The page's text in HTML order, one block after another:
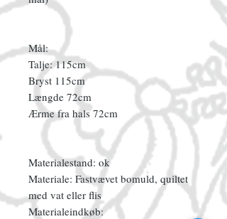
Mål:
Talje: 115cm
Bryst 115cm
Længde 72cm
Ærme fra hals 72cm
Materialestand: ok
Materiale: Fastvævet bomuld, quiltet
med vat eller flis
Materialeindkøb: